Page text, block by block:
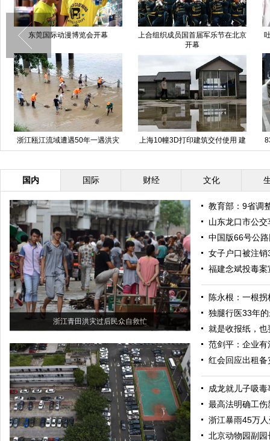
东莞国际动漫博览会开幕
上合组织成员国首届军乐节在北京
开幕
浙江瓯江流域遭遇50年一遇洪灾
上海10幢3D打印建筑交付使用 建
造过程仅24个小时
国内 国际 财经 文化
浙江青田洪灾过后民众自救忙
教育部：9省调
山东龙口市公
中国版66号公
女子户口被注
福建念斌投毒
陈永根：一根
独腿行医33年
就是收报纸，也
范剑平：企业
红会回应出租
成龙就儿子吸
最高法明确工
浙江暴雨45万
北京动物园副